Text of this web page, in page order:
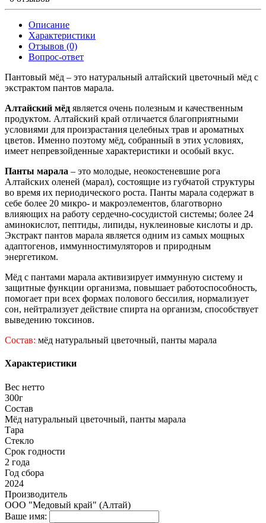
Описание
Характеристики
Отзывов (0)
Вопрос-ответ
Пантовый мёд – это натуральный алтайский цветочный мёд с
экстрактом пантов марала.
Алтайский мёд является очень полезным и качественным
продуктом. Алтайский край отличается благоприятными
условиями для произрастания целебных трав и ароматных
цветов. Именно поэтому мёд, собранный в этих условиях,
имеет непревзойденные характеристики и особый вкус.
Панты марала – это молодые, неокостеневшие рога
Алтайских оленей (марал), состоящие из губчатой структуры
во время их периодического роста. Панты марала содержат в
себе более 20 микро- и макроэлементов, благотворно
влияющих на работу сердечно-сосудистой системы; более 24
аминокислот, пептиды, липиды, нуклеиновые кислоты и др.
Экстракт пантов марала является одним из самых мощных
адаптогенов, иммунностимуляторов и природным
энергетиком.
Мёд с пантами марала активизирует иммунную систему и
защитные функции организма, повышает работоспособность,
помогает при всех формах полового бессилия, нормализует
сон, нейтрализует действие спирта на организм, способствует
выведению токсинов.
Состав: мёд натуральный цветочный, панты марала
Характеристики
Вес нетто
300г
Состав
Мёд натуральный цветочный, панты марала
Тара
Стекло
Срок годности
2 года
Год сбора
2024
Производитель
ООО "Медовый край" (Алтай)
Ваше имя: